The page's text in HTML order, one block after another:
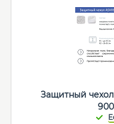
Защитный